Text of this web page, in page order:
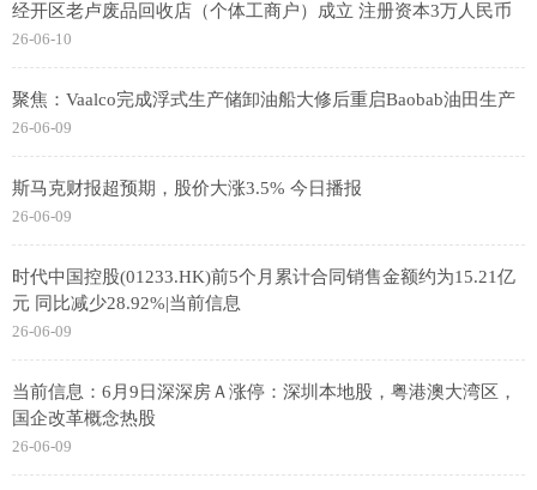
经开区老卢废品回收店（个体工商户）成立 注册资本3万人民币
26-06-10
聚焦：Vaalco完成浮式生产储卸油船大修后重启Baobab油田生产
26-06-09
斯马克财报超预期，股价大涨3.5% 今日播报
26-06-09
时代中国控股(01233.HK)前5个月累计合同销售金额约为15.21亿
元 同比减少28.92%|当前信息
26-06-09
当前信息：6月9日深深房Ａ涨停：深圳本地股，粤港澳大湾区，
国企改革概念热股
26-06-09